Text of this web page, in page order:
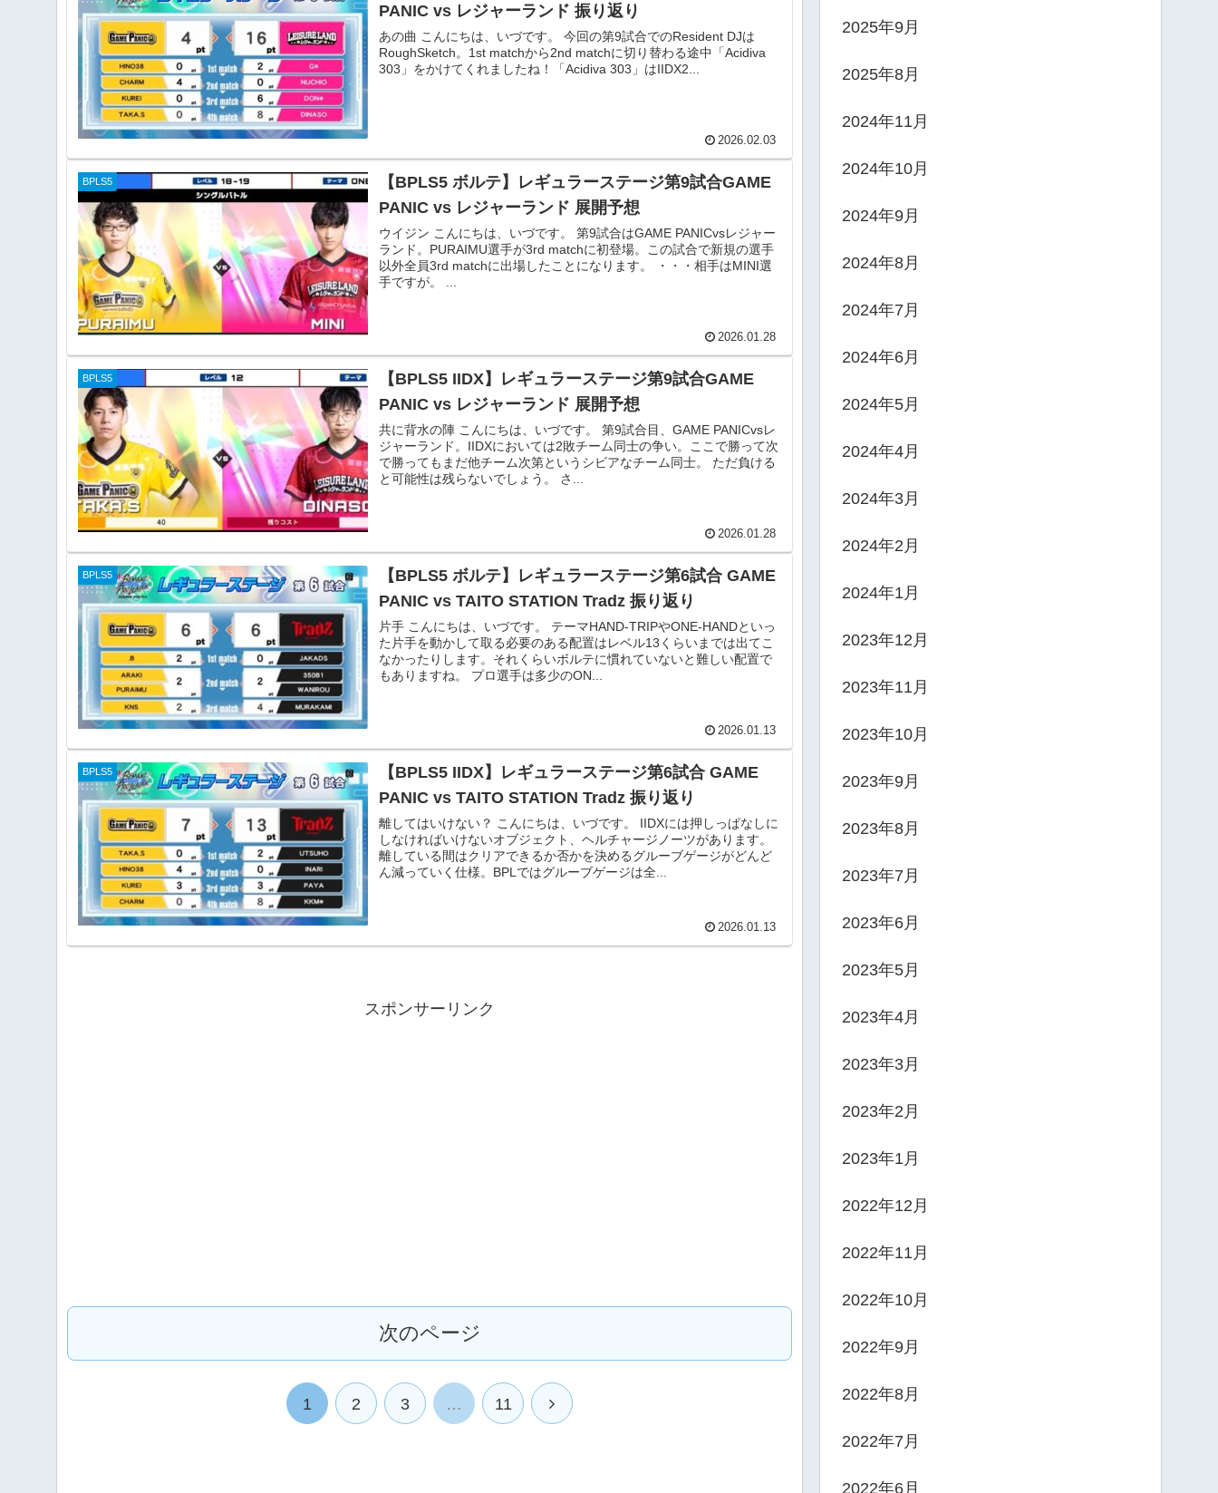
PANIC vs レジャーランド 振り返り
あの曲 こんにちは、いづです。 今回の第9試合でのResident DJは
RoughSketch。1st matchから2nd matchに切り替わる途中「Acidiva
303」をかけてくれましたね！「Acidiva 303」はIIDX2...
2026.02.03
BPLS5
【BPLS5 ボルテ】レギュラーステージ第9試合GAME
PANIC vs レジャーランド 展開予想
ウイジン こんにちは、いづです。 第9試合はGAME PANICvsレジャー
ランド。PURAIMU選手が3rd matchに初登場。この試合で新規の選手
以外全員3rd matchに出場したことになります。 ・・・相手はMINI選
手ですが。 ...
2026.01.28
BPLS5
【BPLS5 IIDX】レギュラーステージ第9試合GAME
PANIC vs レジャーランド 展開予想
共に背水の陣 こんにちは、いづです。 第9試合目、GAME PANICvsレ
ジャーランド。IIDXにおいては2敗チーム同士の争い。ここで勝って次
で勝ってもまだ他チーム次第というシビアなチーム同士。 ただ負ける
と可能性は残らないでしょう。 さ...
2026.01.28
BPLS5
【BPLS5 ボルテ】レギュラーステージ第6試合 GAME
PANIC vs TAITO STATION Tradz 振り返り
片手 こんにちは、いづです。 テーマHAND-TRIPやONE-HANDといっ
た片手を動かして取る必要のある配置はレベル13くらいまでは出てこ
なかったりします。それくらいボルテに慣れていないと難しい配置で
もありますね。 プロ選手は多少のON...
2026.01.13
BPLS5
【BPLS5 IIDX】レギュラーステージ第6試合 GAME
PANIC vs TAITO STATION Tradz 振り返り
離してはいけない？ こんにちは、いづです。 IIDXには押しっぱなしに
しなければいけないオブジェクト、ヘルチャージノーツがあります。
離している間はクリアできるか否かを決めるグルーブゲージがどんど
ん減っていく仕様。BPLではグルーブゲージは全...
2026.01.13
スポンサーリンク
次のページ
1 2 3 … 11 次
2025年9月
2025年8月
2024年11月
2024年10月
2024年9月
2024年8月
2024年7月
2024年6月
2024年5月
2024年4月
2024年3月
2024年2月
2024年1月
2023年12月
2023年11月
2023年10月
2023年9月
2023年8月
2023年7月
2023年6月
2023年5月
2023年4月
2023年3月
2023年2月
2023年1月
2022年12月
2022年11月
2022年10月
2022年9月
2022年8月
2022年7月
2022年6月